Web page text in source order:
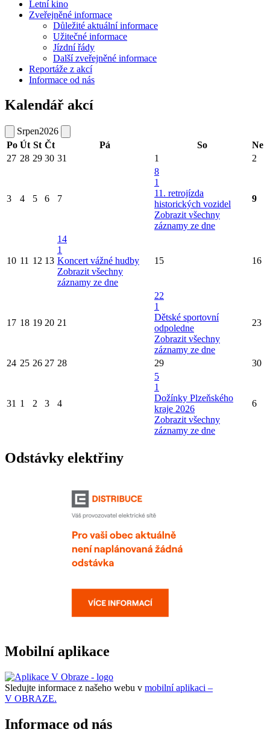
Letní kino
Zveřejněné informace
Důležité aktuální informace
Užitečné informace
Jízdní řády
Další zveřejněné informace
Reportáže z akcí
Informace od nás
Kalendář akcí
Srpen2026
Po Út St Čt Pá So
Ne
27 28 29 30 31 1 2
3 4 5 6 7
8
1
11. retrojízda
historických vozidel
Zobrazit všechny
záznamy ze dne
9
10 11 12 13
14
1
Koncert vážné hudby
Zobrazit všechny
záznamy ze dne
15 16
17 18 19 20 21
22
1
Dětské sportovní
odpoledne
Zobrazit všechny
záznamy ze dne
23
24 25 26 27 28 29 30
31 1 2 3 4
5
1
Dožínky Plzeňského
kraje 2026
Zobrazit všechny
záznamy ze dne
6
Odstávky elektřiny
Mobilní aplikace
Sledujte informace z našeho webu v mobilní aplikaci –
V OBRAZE.
Informace od nás